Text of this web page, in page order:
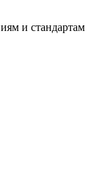
и стандартам